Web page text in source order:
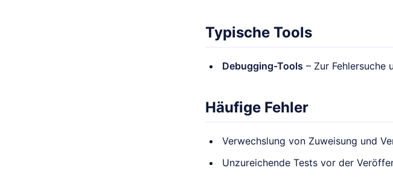
Typische Tools
Debugging-Tools – Zur Fehlersuche
Häufige Fehler
Verwechslung von Zuweisung und
Unzureichende Tests vor der